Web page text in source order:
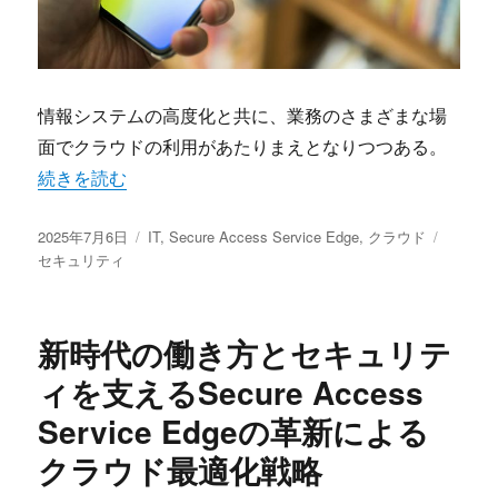
情報システムの高度化と共に、業務のさまざまな場
面でクラウドの利用があたりまえとなりつつある。
“クラウド時代の働き方を守るSecure Access Service Edge
続きを読む
投
稿
2025年7月6日
カ
IT,Secure Access Service Edge, クラウド
セキュリティ
新時代の働き方とセキュリテ
ィを支えるSecure Access
Service Edgeの革新による
クラウド最適化戦略